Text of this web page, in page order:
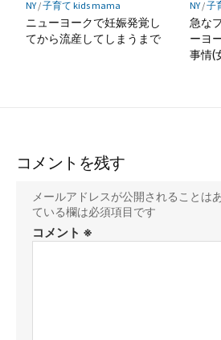
NY/子育て kids mama
ニューヨークで妊娠発覚し
てから流産してしまうまで
NY/子
急な
ーヨ
事情(
コメントを残す
メールアドレスが公開されることは
ている欄は必須項目です
コメント ※